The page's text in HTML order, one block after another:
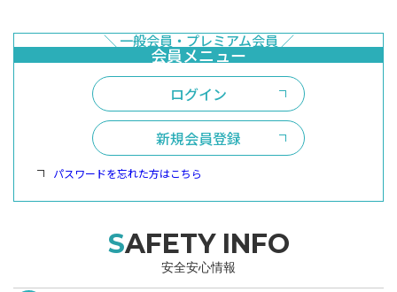
ログイン
新規会員登録
パスワードを忘れた方はこちら
SAFETY INFO
安全安心情報